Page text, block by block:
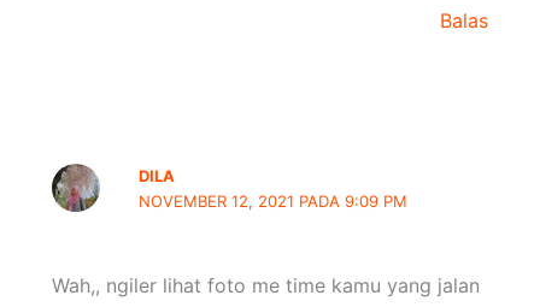
Balas
DILA
NOVEMBER 12, 2021 PADA 9:09 PM
Wah,, ngiler lihat foto me time kamu yang jalan